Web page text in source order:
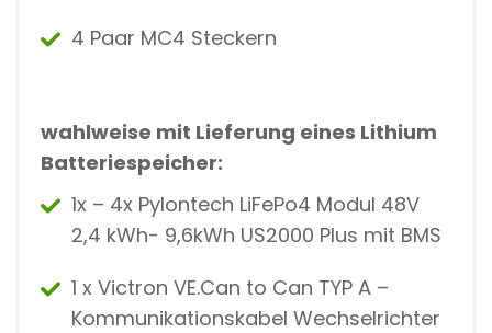
4 Paar MC4 Steckern
wahlweise mit Lieferung eines Lithium
Batteriespeicher:
1x – 4x Pylontech LiFePo4 Modul 48V
2,4 kWh- 9,6kWh US2000 Plus mit BMS
1 x Victron VE.Can to Can TYP A –
Kommunikationskabel Wechselrichter